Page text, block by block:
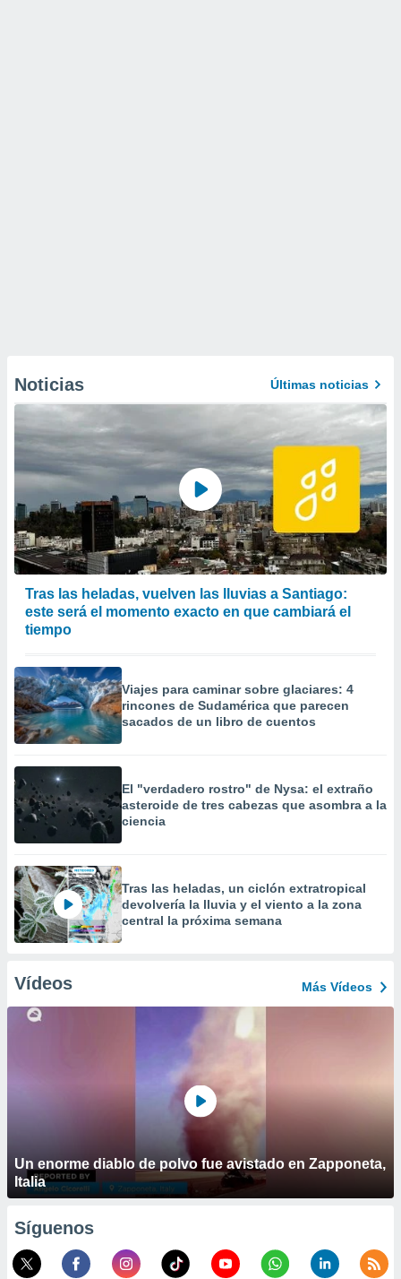
Noticias Últimas noticias
Tras las heladas, vuelven las lluvias a Santiago:
este será el momento exacto en que cambiará el
tiempo
Viajes para caminar sobre glaciares: 4
rincones de Sudamérica que parecen
sacados de un libro de cuentos
El "verdadero rostro" de Nysa: el extraño
asteroide de tres cabezas que asombra a la
ciencia
Tras las heladas, un ciclón extratropical
devolvería la lluvia y el viento a la zona
central la próxima semana
Vídeos Más Vídeos
Un enorme diablo de polvo fue avistado en Zapponeta,
Italia
Síguenos